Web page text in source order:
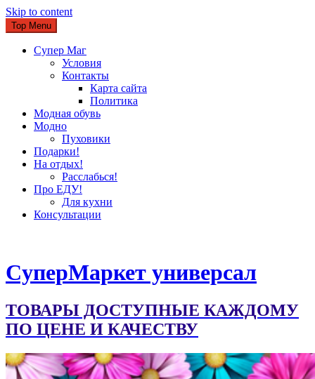
Skip to content
Top Menu
Супер Маг
Условия
Контакты
Карта сайта
Политика
Модная обувь
Модно
Пуховики
Подарки!
На отдых!
Расслабься!
Про ЕДУ!
Для кухни
Консультации
CуперМаркет универсал
ТОВАРЫ ДОСТУПНЫЕ КАЖДОМУ
ПО ЦЕНЕ И КАЧЕСТВУ